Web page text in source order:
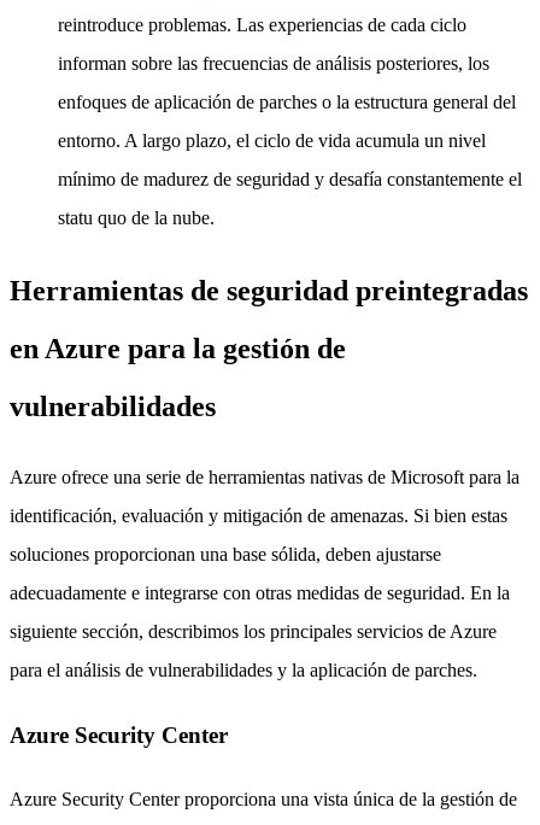
reintroduce problemas. Las experiencias de cada ciclo
informan sobre las frecuencias de análisis posteriores, los
enfoques de aplicación de parches o la estructura general del
entorno. A largo plazo, el ciclo de vida acumula un nivel
mínimo de madurez de seguridad y desafía constantemente el
statu quo de la nube.
Herramientas de seguridad preintegradas
en Azure para la gestión de
vulnerabilidades
Azure ofrece una serie de herramientas nativas de Microsoft para la
identificación, evaluación y mitigación de amenazas. Si bien estas
soluciones proporcionan una base sólida, deben ajustarse
adecuadamente e integrarse con otras medidas de seguridad. En la
siguiente sección, describimos los principales servicios de Azure
para el análisis de vulnerabilidades y la aplicación de parches.
Azure Security Center
Azure Security Center proporciona una vista única de la gestión de